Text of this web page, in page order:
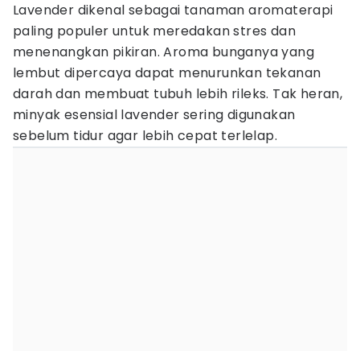
Lavender dikenal sebagai tanaman aromaterapi
paling populer untuk meredakan stres dan
menenangkan pikiran. Aroma bunganya yang
lembut dipercaya dapat menurunkan tekanan
darah dan membuat tubuh lebih rileks. Tak heran,
minyak esensial lavender sering digunakan
sebelum tidur agar lebih cepat terlelap.